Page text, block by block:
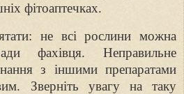
фітоаптечках.
не всі рослини можна
фахівця. Неправильне
з іншими препаратами
Зверніть увагу на таку